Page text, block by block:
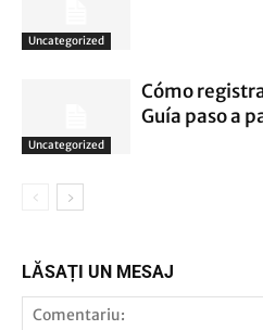
Uncategorized
Uncategorized
Cómo
Guía paso a
LĂSAȚI UN MESAJ